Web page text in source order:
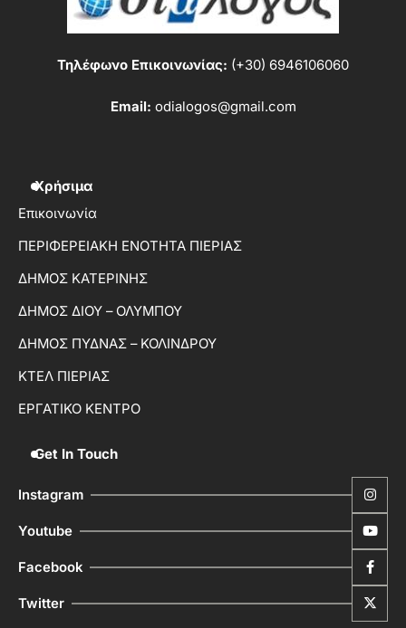
Τηλέφωνο Επικοινωνίας: (+30) 6946106060
Email: odialogos@gmail.com
Χρήσιμα
Επικοινωνία
ΠΕΡΙΦΕΡΕΙΑΚΗ ΕΝΟΤΗΤΑ ΠΙΕΡΙΑΣ
ΔΗΜΟΣ ΚΑΤΕΡΙΝΗΣ
ΔΗΜΟΣ ΔΙΟΥ – ΟΛΥΜΠΟΥ
ΔΗΜΟΣ ΠΥΔΝΑΣ – ΚΟΛΙΝΔΡΟΥ
ΚΤΕΛ ΠΙΕΡΙΑΣ
ΕΡΓΑΤΙΚΟ ΚΕΝΤΡΟ
Get In Touch
Instagram
Youtube
Facebook
Twitter